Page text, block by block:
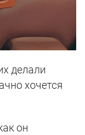
делали
хочется
он